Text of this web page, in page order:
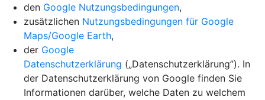
den Google Nutzungsbedingungen,
zusätzlichen Nutzungsbedingungen für Google
Maps/Google Earth,
der Google
Datenschutzerklärung („Datenschutzerklärung”). In
der Datenschutzerklärung von Google finden Sie
Informationen darüber, welche Daten zu welchem